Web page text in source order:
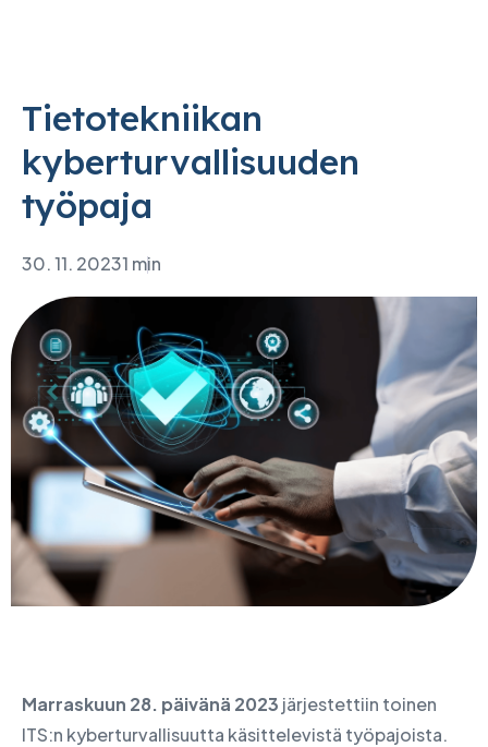
Tietotekniikan
kyberturvallisuuden
työpaja
30. 11. 20231 min
Marraskuun 28. päivänä 2023 järjestettiin toinen
ITS:n kyberturvallisuutta käsittelevistä työpajoista.